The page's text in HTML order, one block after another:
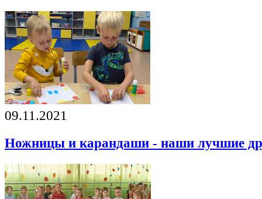
09.11.2021
Ножницы и карандаши - наши лучшие